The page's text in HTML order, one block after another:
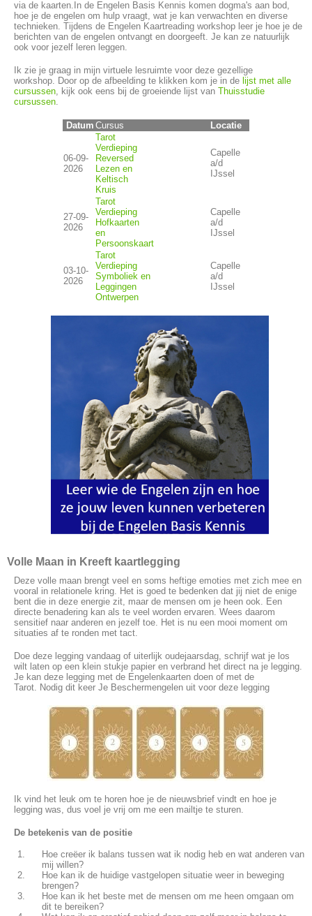
via de kaarten.In de Engelen Basis Kennis komen dogma's aan bod,
hoe je de engelen om hulp vraagt, wat je kan verwachten en diverse
technieken. Tijdens de Engelen Kaartreading workshop leer je hoe je de
berichten van de engelen ontvangt en doorgeeft. Je kan ze natuurlijk
ook voor jezelf leren leggen.
Ik zie je graag in mijn virtuele lesruimte voor deze gezellige
workshop. Door op de afbeelding te klikken kom je in de lijst met alle
cursussen, kijk ook eens bij de groeiende lijst van Thuisstudie
cursussen.
Datum Cursus Locatie
06-09-
2026
Tarot
Verdieping
Reversed
Lezen en
Keltisch
Kruis
Capelle
a/d
IJssel
27-09-
2026
Tarot
Verdieping
Hofkaarten
en
Persoonskaart
Capelle
a/d
IJssel
03-10-
2026
Tarot
Verdieping
Symboliek en
Leggingen
Ontwerpen
Capelle
a/d
IJssel
Volle Maan in Kreeft kaartlegging
Deze volle maan brengt veel en soms heftige emoties met zich mee en
vooral in relationele kring. Het is goed te bedenken dat jij niet de enige
bent die in deze energie zit, maar de mensen om je heen ook. Een
directe benadering kan als te veel worden ervaren. Wees daarom
sensitief naar anderen en jezelf toe. Het is nu een mooi moment om
situaties af te ronden met tact.
Doe deze legging vandaag of uiterlijk oudejaarsdag, schrijf wat je los
wilt laten op een klein stukje papier en verbrand het direct na je legging.
Je kan deze legging met de Engelenkaarten doen of met de
Tarot. Nodig dit keer Je Beschermengelen uit voor deze legging
Ik vind het leuk om te horen hoe je de nieuwsbrief vindt en hoe je
legging was, dus voel je vrij om me een mailtje te sturen.
De betekenis van de positie
Hoe creëer ik balans tussen wat ik nodig heb en wat anderen van
mij willen?
Hoe kan ik de huidige vastgelopen situatie weer in beweging
brengen?
Hoe kan ik het beste met de mensen om me heen omgaan om
dit te bereiken?